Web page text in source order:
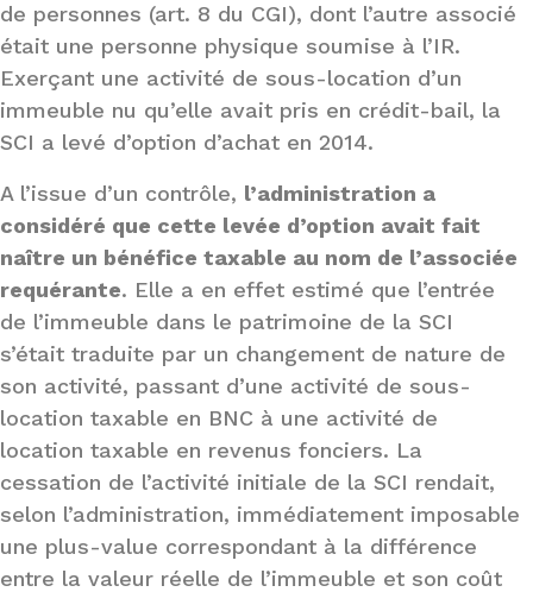
de personnes (art. 8 du CGI), dont l’autre associé
était une personne physique soumise à l’IR.
Exerçant une activité de sous-location d’un
immeuble nu qu’elle avait pris en crédit-bail, la
SCI a levé d’option d’achat en 2014.
A l’issue d’un contrôle, l’administration a
considéré que cette levée d’option avait fait
naître un bénéfice taxable au nom de l’associée
requérante. Elle a en effet estimé que l’entrée
de l’immeuble dans le patrimoine de la SCI
s’était traduite par un changement de nature de
son activité, passant d’une activité de sous-
location taxable en BNC à une activité de
location taxable en revenus fonciers. La
cessation de l’activité initiale de la SCI rendait,
selon l’administration, immédiatement imposable
une plus-value correspondant à la différence
entre la valeur réelle de l’immeuble et son coût